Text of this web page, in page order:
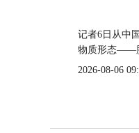
记者6日从中
物质形态——
2026-08-06